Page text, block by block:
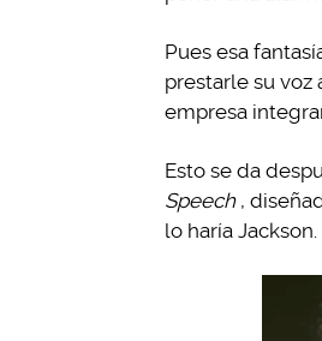
Pues esa
prestarle su voz
empresa
Esto se da
Speech ,
lo haría Jackson.